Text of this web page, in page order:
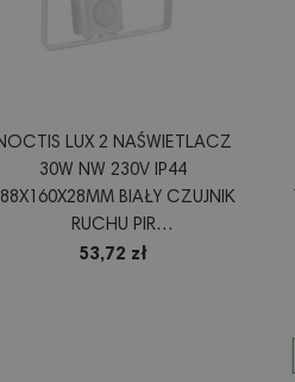
LUX 2 NAŚWIETLACZ
30W NW 230V IP44
BIAŁY CZUJNIK
RUCHU PIR
SLI029043NW_CZUJNIK
53,72 zł